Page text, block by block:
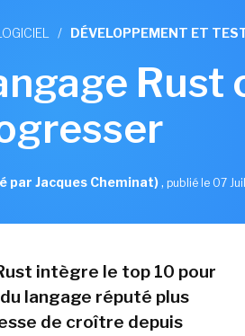
/ DÉVELOPPEMENT ET
Rust
par Jacques Cheminat), publié le 07
intègre le top 10 pour
langage réputé plus
de croître depuis